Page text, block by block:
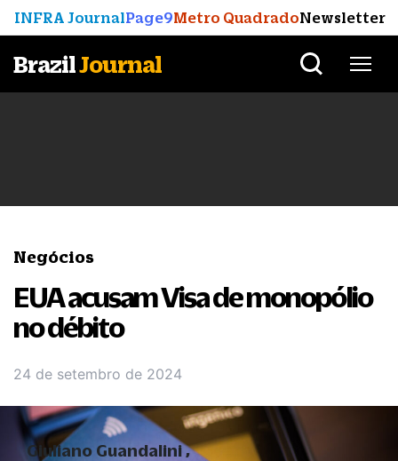
INFRA JournalPage9Metro QuadradoNewsletter
BrazilJournal
Negócios
EUA acusam Visa de monopólio
no débito
24 de setembro de 2024
Giuliano Guandalini